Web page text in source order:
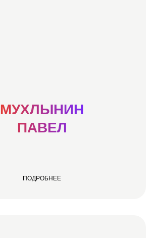
МУХЛЫНИН
ПАВЕЛ
ПОДРОБНЕЕ